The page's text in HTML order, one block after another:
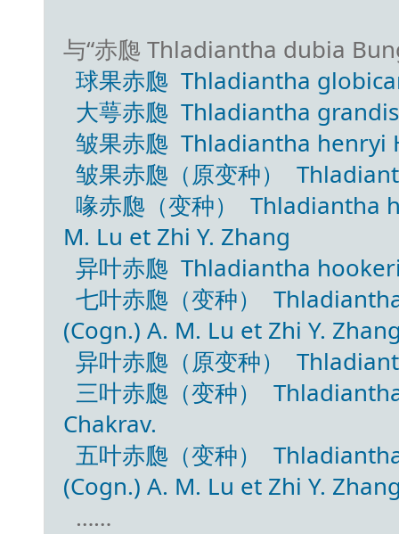
与“赤瓟 Thladiantha dubia
球果赤瓟 Thladiantha
大萼赤瓟 Thladiantha
皱果赤瓟 Thladiantha henryi
皱果赤瓟（原变种）
喙赤瓟（变种） Thladiantha
M. Lu et Zhi Y. Zhang
异叶赤瓟 Thladiantha
七叶赤瓟（变种）
(Cogn.) A. M. Lu et Zhi Y.
异叶赤瓟（原变种）
三叶赤瓟（变种）
Chakrav.
五叶赤瓟（变种）
(Cogn.) A. M. Lu et Zhi Y.
……